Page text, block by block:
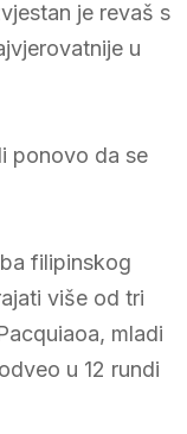
je revaš s
u
ponovo da se
filipinskog
više od tri
mladi
u 12 rundi